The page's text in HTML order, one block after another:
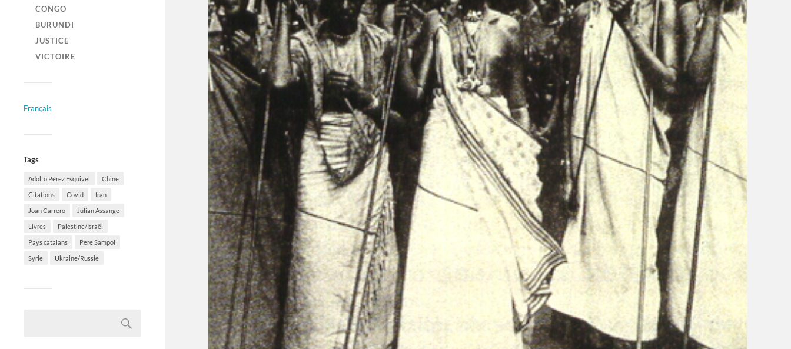
CONGO
BURUNDI
JUSTICE
VICTOIRE
Français
Tags
Adolfo Pérez Esquivel Chine
Citations Covid Iran
Joan Carrero Julian Assange
Livres Palestine/Israël
Pays catalans Pere Sampol
Syrie Ukraine/Russie